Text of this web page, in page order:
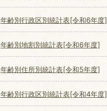
年齢別行政区別統計表[令和6年度]
年齢別地割別統計表[令和6年度]
年齢別住所別統計表[令和5年度]
年齢別行政区別統計表[令和4年度]